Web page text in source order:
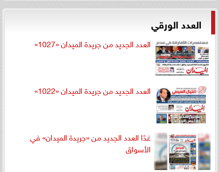
العدد الورقي
العدد الجديد من جريدة الميدان «1027»
العدد الجديد من جريدة الميدان «1022»
غدًا العدد الجديد من «جريدة الميدان» في
الأسواق